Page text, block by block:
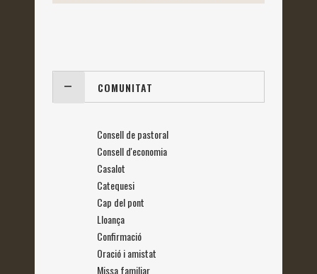
COMUNITAT
Consell de pastoral
Consell d'economia
Casalot
Catequesi
Cap del pont
Lloança
Confirmació
Oració i amistat
Missa familiar